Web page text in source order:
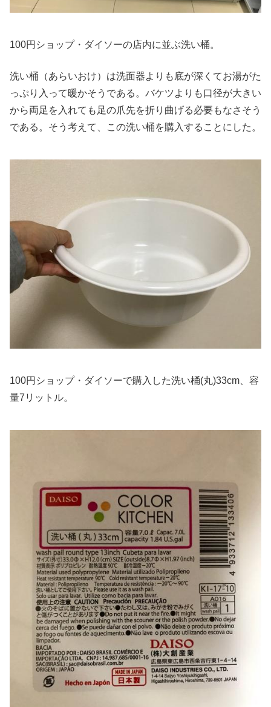
100円ショップ・ダイソーの店内に並ぶ洗い桶。
洗い桶（あらいおけ）は洗面器よりも底が深くてお湯がた
っぷり入って暖かそうである。バケツよりも口径が大きい
から両足を入れても足の爪先を折り曲げる必要もなさそう
である。そう考えて、この洗い桶を購入することにした。
100円ショップ・ダイソーで購入した洗い桶(丸)33cm、容
量7リットル。